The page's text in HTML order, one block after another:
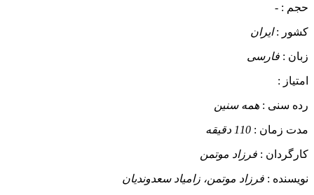
حجم : -
کشور :ایران
زبان : فارسی
امتیاز :
رده سنی : همه سنین
مدت زمان : 110 دقیقه
کارگردان : فرزاد موتمن
نویسنده : فرزاد موتمن، زامیاد سعدوندیان